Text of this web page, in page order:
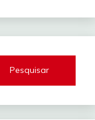
Pesquisar